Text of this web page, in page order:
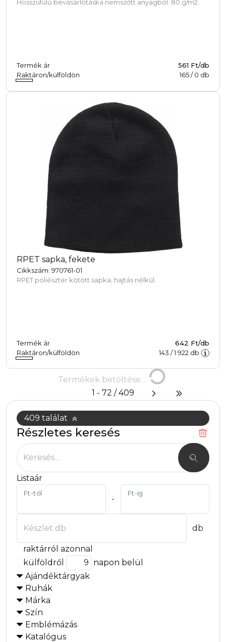
409 találat
Részletes keresés
Keresés...
Listaár
Ft-tól
-
Ft-ig
Készlet db db
raktárról azonnal
külföldről
napon belül
Ajándéktárgyak
Ruhák
Márka
Szín
Emblémázás
Katalógus
Keresés
Hosszúfülű bevásárlótáska nemszőtt anyagból. 80 g/m2.
Termék ár
561 Ft/db
Raktáron/külföldön
165/0 db
RPET sapka, fekete
Cikkszám: 970761-01
RPET poliészter kötött sapka, hajtás nélkül.
Termék ár
642 Ft/db
Raktáron/külföldön
143 /1 922 db
Termékek betöltése...
1 - 72 / 409